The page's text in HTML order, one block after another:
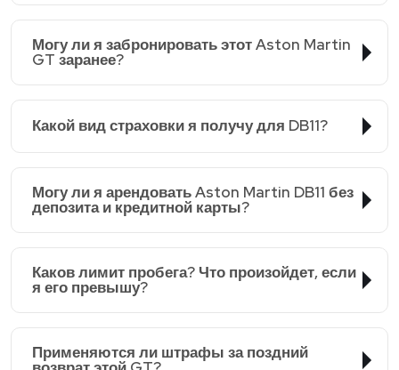
Могу ли я забронировать этот Aston Martin
GT заранее?
Какой вид страховки я получу для DB11?
Могу ли я арендовать Aston Martin DB11 без
депозита и кредитной карты?
Каков лимит пробега? Что произойдет, если
я его превышу?
Применяются ли штрафы за поздний